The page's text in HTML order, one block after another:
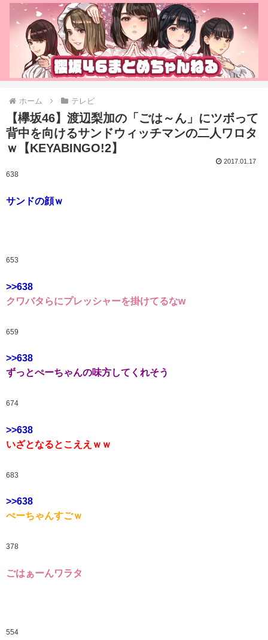
ホーム テレビ
【欅坂46】渡辺梨加の「ごは～ん」にツボって
背中を向けるサンドウィッチマンの二人ワロタ
ｗ【KEYABINGO!2】
2017.01.17
638
サンドの顔ｗ
653
>>638
クワバタらにプレッシャーを掛けてるなw
659
>>638
ずっとぺーちゃんの味方してくれそう
674
>>638
いざとなるとこええｗｗ
683
>>638
ぺーちゃんすごｗ
378
ごはぁーんワラタ
554